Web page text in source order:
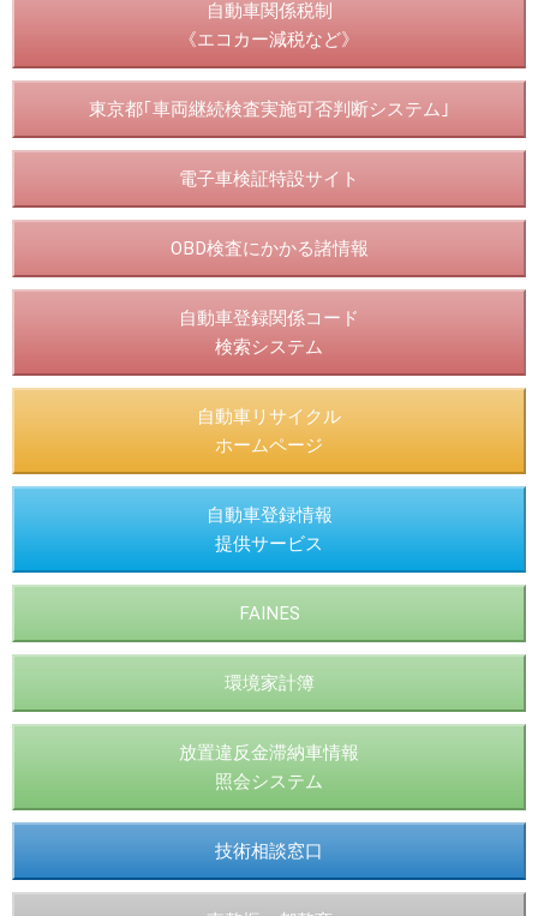
自動車関係税制
《エコカー減税など》
東京都｢車両継続検査実施可否判断システム｣
電子車検証特設サイト
OBD検査にかかる諸情報
自動車登録関係コード
検索システム
自動車リサイクル
ホームページ
自動車登録情報
提供サービス
FAINES
環境家計簿
放置違反金滞納車情報
照会システム
技術相談窓口